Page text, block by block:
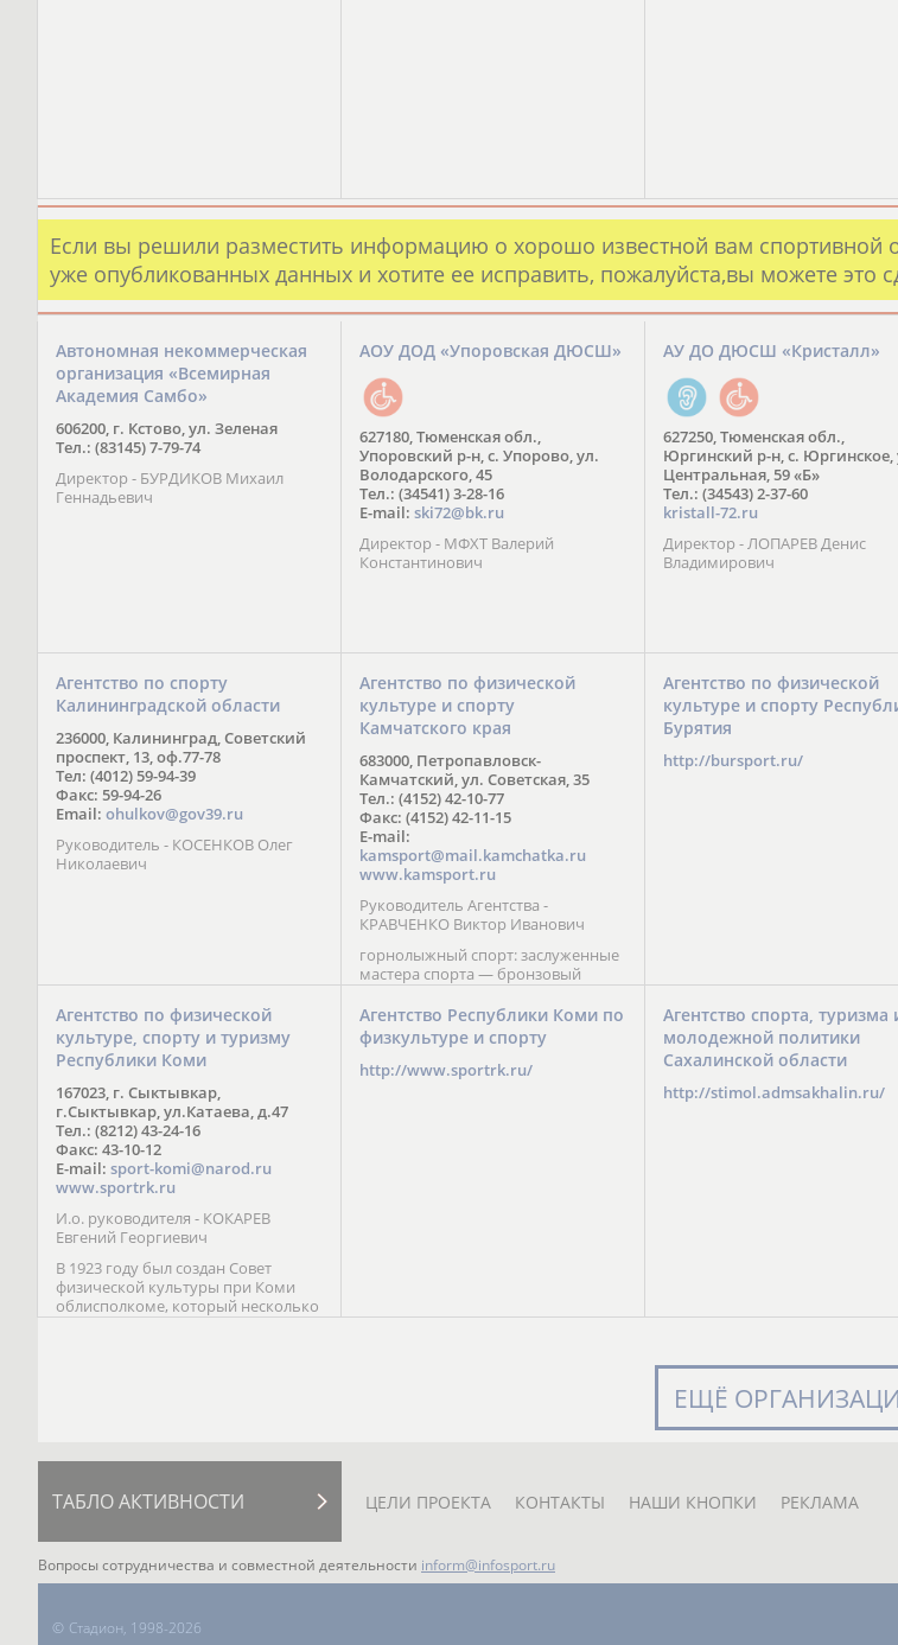
Если вы решили разместить информацию о хорошо известной вам спортивной
уже опубликованных данных и хотите ее исправить, пожалуйста,вы можете это
Автономная некоммерческая
организация «Всемирная
Академия Самбо»
606200, г. Кстово, ул. Зеленая
Тел.: (83145) 7-79-74
Директор - БУРДИКОВ Михаил
Геннадьевич
АОУ ДОД «Упоровская ДЮСШ»
627180, Тюменская обл.,
Упоровский р-н, с. Упорово, ул.
Володарского, 45
Тел.: (34541) 3-28-16
E-mail: ski72@bk.ru
Директор - МФХТ Валерий
Константинович
АУ ДО ДЮСШ «Кристалл»
627250, Тюменская обл.,
Юргинский р-н, с. Юргинское,
Центральная, 59 «Б»
Тел.: (34543) 2-37-60
kristall-72.ru
Директор - ЛОПАРЕВ Денис
Владимирович
Агентство по спорту
Калининградской области
236000, Калининград, Советский
проспект, 13, оф.77-78
Тел: (4012) 59-94-39
Факс: 59-94-26
Email: ohulkov@gov39.ru
Руководитель - КОСЕНКОВ Олег
Николаевич
Агентство по физической
культуре и спорту
Камчатского края
683000, Петропавловск-
Камчатский, ул. Советская, 35
Тел.: (4152) 42-10-77
Факс: (4152) 42-11-15
E-mail:
kamsport@mail.kamchatka.ru
www.kamsport.ru
Руководитель Агентства -
КРАВЧЕНКО Виктор Иванович
горнолыжный спорт: заслуженные
мастера спорта — бронзовый
призер Кубка мира (1997),
обладатель Кубка Европы (2002) В.
Зеленская; бронзовый призер
Паралимпийских игр в Солт-Лейк-
Сити (2002) А. Мошкин; мастер
Агентство по физической
культуре и спорту
Бурятия
http://bursport.ru/
Агентство по физической
культуре, спорту и туризму
Республики Коми
167023, г. Сыктывкар,
г.Сыктывкар, ул.Катаева, д.47
Тел.: (8212) 43-24-16
Факс: 43-10-12
E-mail: sport-komi@narod.ru
www.sportrk.ru
И.о. руководителя - КОКАРЕВ
Евгений Георгиевич
В 1923 году был создан Совет
физической культуры при Коми
облисполкоме, который несколько
раз реорганизовывался; с 1994 года
Агентство Республики Коми по
физкультуре и спорту
http://www.sportrk.ru/
Агентство спорта, туризма
молодежной политики
Сахалинской области
http://stimol.admsakhalin.ru/
ЕЩЁ
ТАБЛО АКТИВНОСТИ ЦЕЛИ ПРОЕКТА КОНТАКТЫ НАШИ КНОПКИ РЕКЛАМА
Вопросы сотрудничества и совместной деятельности inform@infosport.ru
© Стадион, 1998-2026